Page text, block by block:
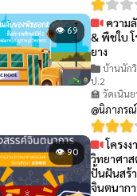
👁 69
ความ
& พืชใบ โ
ยาง
บ้านนัก
ป.2
🏫 วัดเนินย
@นิภาภรณ์
👁 90
โครง
วิทยาศา
ปั้นฝันสร้
จินตนาก